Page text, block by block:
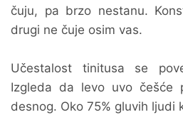
čuju, pa brzo nestanu.
drugi ne čuje osim vas.
Učestalost tinitusa se
Izgleda da levo uvo češće
desnog. Oko 75% gluvih ljudi